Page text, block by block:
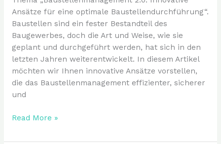
Ansätze für eine optimale Baustellendurchführung“.
Baustellen sind ein fester Bestandteil des
Baugewerbes, doch die Art und Weise, wie sie
geplant und durchgeführt werden, hat sich in den
letzten Jahren weiterentwickelt. In diesem Artikel
möchten wir Ihnen innovative Ansätze vorstellen,
die das Baustellenmanagement effizienter, sicherer
und
Read More »